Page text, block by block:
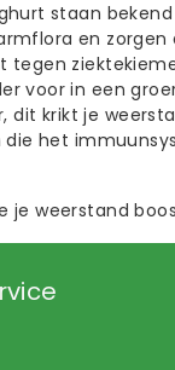
staan
en zorgen
voor in een
dit krikt je
het
je weerstand